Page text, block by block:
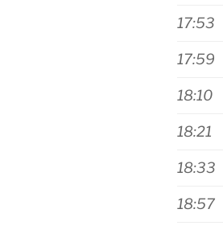
17:53
17:59
18:10
18:21
18:33
18:57